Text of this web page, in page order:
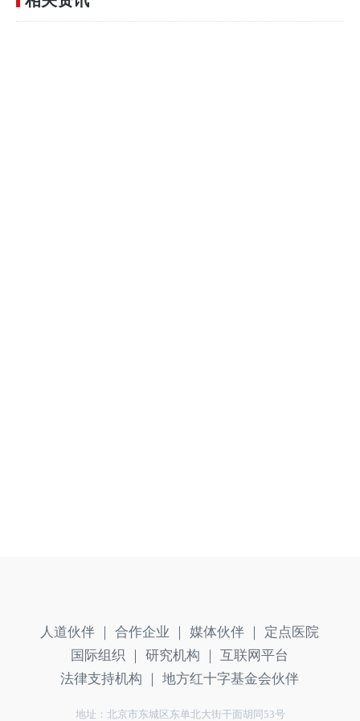
人道伙伴 ｜ 合作企业 ｜ 媒体伙伴 ｜
定点医院
国际组织 ｜
研究机构 ｜
互联网平台
法律支持机构 ｜
地方红十字基金会伙伴
地址：北京市东城区东单北大街干面胡同53号